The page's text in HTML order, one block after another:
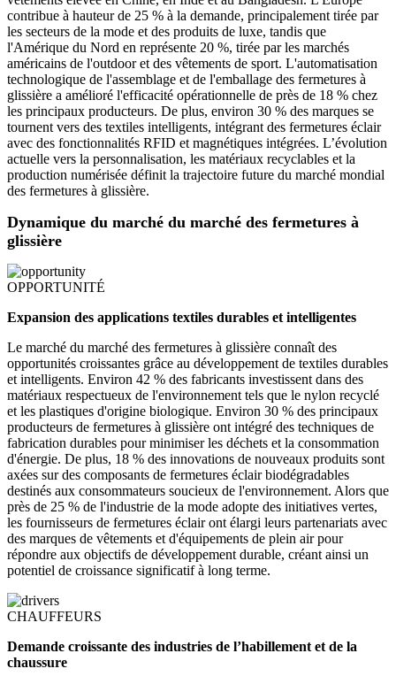
contribue à hauteur de 25 % à la demande, principalement tirée par
les secteurs de la mode et des produits de luxe, tandis que
l'Amérique du Nord en représente 20 %, tirée par les marchés
américains de l'outdoor et des vêtements de sport. L'automatisation
technologique de l'assemblage et de l'emballage des fermetures à
glissière a amélioré l'efficacité opérationnelle de près de 18 % chez
les principaux producteurs. De plus, environ 30 % des marques se
tournent vers des textiles intelligents, intégrant des fermetures éclair
avec des fonctionnalités RFID et magnétiques intégrées. L’évolution
actuelle vers la personnalisation, les matériaux recyclables et la
production numérisée définit la trajectoire future du marché mondial
des fermetures à glissière.
Dynamique du marché du marché des fermetures à
glissière
OPPORTUNITÉ
Expansion des applications textiles durables et intelligentes
Le marché du marché des fermetures à glissière connaît des
opportunités croissantes grâce au développement de textiles durables
et intelligents. Environ 42 % des fabricants investissent dans des
matériaux respectueux de l'environnement tels que le nylon recyclé
et les plastiques d'origine biologique. Environ 30 % des principaux
producteurs de fermetures à glissière ont intégré des techniques de
fabrication durables pour minimiser les déchets et la consommation
d'énergie. De plus, 18 % des innovations de nouveaux produits sont
axées sur des composants de fermetures éclair biodégradables
destinés aux consommateurs soucieux de l'environnement. Alors que
près de 25 % de l'industrie de la mode adopte des initiatives vertes,
les fournisseurs de fermetures éclair ont élargi leurs partenariats avec
des marques de vêtements et d'équipements de plein air pour
répondre aux objectifs de développement durable, créant ainsi un
potentiel de croissance significatif à long terme.
CHAUFFEURS
Demande croissante des industries de l’habillement et de la
chaussure